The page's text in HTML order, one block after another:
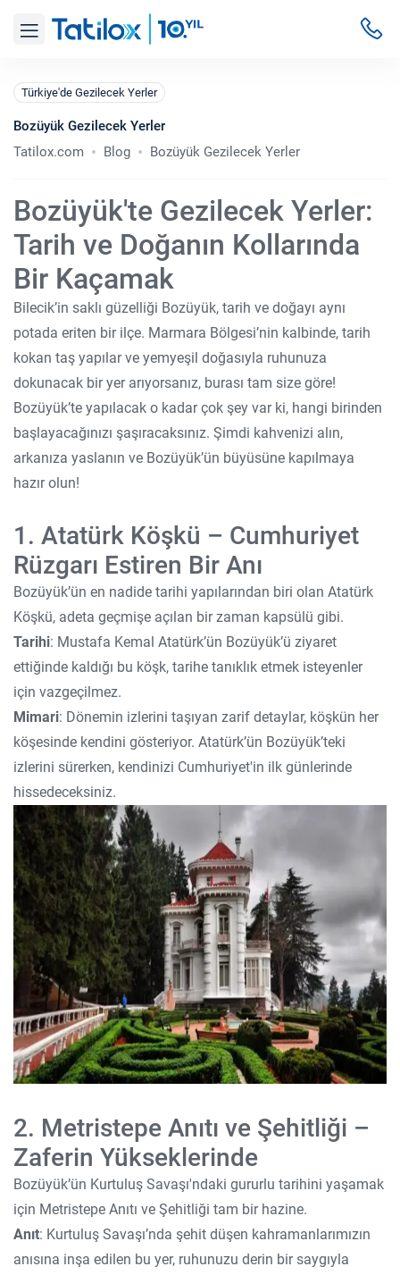
Türkiye'de Gezilecek Yerler
Bozüyük Gezilecek Yerler
Tatilox.com
Blog Bozüyük Gezilecek Yerler
Bozüyük'te Gezilecek Yerler:
Tarih ve Doğanın Kollarında
Bir Kaçamak
Bilecik’in saklı güzelliği Bozüyük, tarih ve doğayı aynı
potada eriten bir ilçe. Marmara Bölgesi’nin kalbinde, tarih
kokan taş yapılar ve yemyeşil doğasıyla ruhunuza
dokunacak bir yer arıyorsanız, burası tam size göre!
Bozüyük’te yapılacak o kadar çok şey var ki, hangi birinden
başlayacağınızı şaşıracaksınız. Şimdi kahvenizi alın,
arkanıza yaslanın ve Bozüyük’ün büyüsüne kapılmaya
hazır olun!
1. Atatürk Köşkü – Cumhuriyet
Rüzgarı Estiren Bir Anı
Bozüyük’ün en nadide tarihi yapılarından biri olan Atatürk
Köşkü, adeta geçmişe açılan bir zaman kapsülü gibi.
Tarihi: Mustafa Kemal Atatürk’ün Bozüyük’ü ziyaret
ettiğinde kaldığı bu köşk, tarihe tanıklık etmek isteyenler
için vazgeçilmez.
Mimari: Dönemin izlerini taşıyan zarif detaylar, köşkün her
köşesinde kendini gösteriyor. Atatürk’ün Bozüyük’teki
izlerini sürerken, kendinizi Cumhuriyet'in ilk günlerinde
hissedeceksiniz.
2. Metristepe Anıtı ve Şehitliği –
Zaferin Yükseklerinde
Bozüyük’ün Kurtuluş Savaşı'ndaki gururlu tarihini yaşamak
için Metristepe Anıtı ve Şehitliği tam bir hazine.
Anıt: Kurtuluş Savaşı’nda şehit düşen kahramanlarımızın
anısına inşa edilen bu yer, ruhunuzu derin bir saygıyla